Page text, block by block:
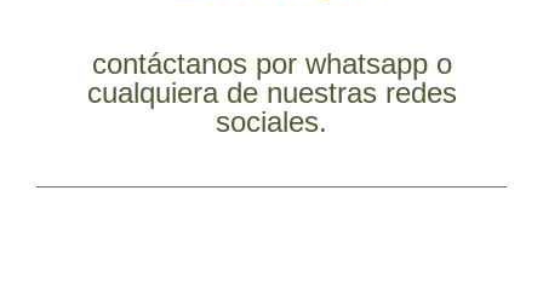
contáctanos por whatsapp o
cualquiera de nuestras redes
sociales.